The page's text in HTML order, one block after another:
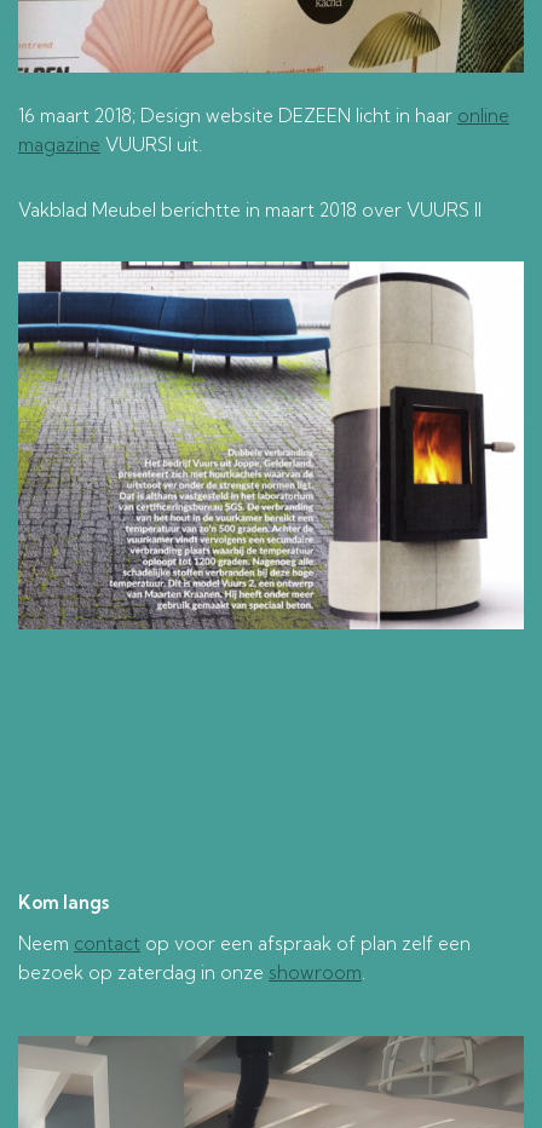
16 maart 2018; Design website DEZEEN licht in haar online
magazine VUURSI uit.
Vakblad Meubel berichtte in maart 2018 over VUURS II
Kom langs
Neem contact op voor een afspraak of plan zelf een
bezoek op zaterdag in onze showroom.